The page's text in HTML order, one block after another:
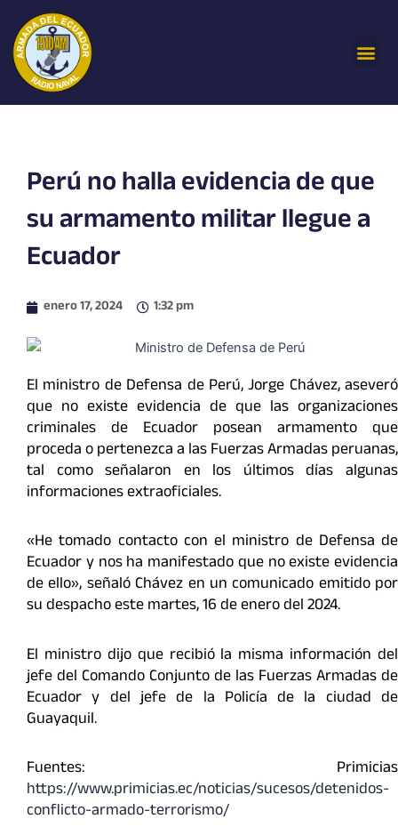
contenido
Perú no halla evidencia de que
su armamento militar llegue a
Ecuador
enero 17, 2024 1:32 pm
El ministro de Defensa de Perú, Jorge Chávez, aseveró
que no existe evidencia de que las organizaciones
criminales de Ecuador posean armamento que
proceda o pertenezca a las Fuerzas Armadas peruanas,
tal como señalaron en los últimos días algunas
informaciones extraoficiales.
«He tomado contacto con el ministro de Defensa de
Ecuador y nos ha manifestado que no existe evidencia
de ello», señaló Chávez en un comunicado emitido por
su despacho este martes, 16 de enero del 2024.
El ministro dijo que recibió la misma información del
jefe del Comando Conjunto de las Fuerzas Armadas de
Ecuador y del jefe de la Policía de la ciudad de
Guayaquil.
Fuentes: Primicias
https://www.primicias.ec/noticias/sucesos/detenidos-
conflicto-armado-terrorismo/